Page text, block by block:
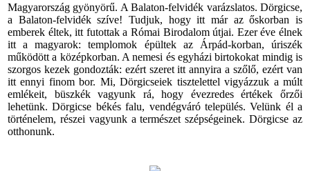
Magyarország gyönyörű. A Balaton-felvidék varázslatos. Dörgicse,
a Balaton-felvidék szíve! Tudjuk, hogy itt már az őskorban is
emberek éltek, itt futottak a Római Birodalom útjai. Ezer éve élnek
itt a magyarok: templomok épültek az Árpád-korban, úriszék
működött a középkorban. A nemesi és egyházi birtokokat mindig is
szorgos kezek gondozták: ezért szeret itt annyira a szőlő, ezért van
itt ennyi finom bor. Mi, Dörgicseiek tisztelettel vigyázzuk a múlt
emlékeit, büszkék vagyunk rá, hogy évezredes értékek őrzői
lehetünk. Dörgicse békés falu, vendégváró település. Velünk él a
történelem, részei vagyunk a természet szépségeinek. Dörgicse az
otthonunk.